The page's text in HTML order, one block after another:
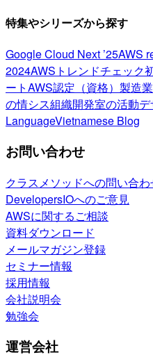
特集やシリーズから探す
Google Cloud Next ’25AWS
2024AWSトレンドチェック
ートAWS認定（資格） 製造
の情シス組織開発室の活動
LanguageVietnamese Blog
お問い合わせ
クラスメソッドへの問い合
DevelopersIOへのご意見
AWSに関するご相談
資料ダウンロード
メールマガジン登録
セミナー情報
採用情報
会社説明会
勉強会
運営会社